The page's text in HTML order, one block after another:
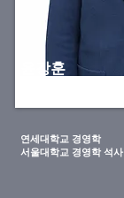
윤강훈
연세대학교 경영학
​서울대학교 경영학 석사